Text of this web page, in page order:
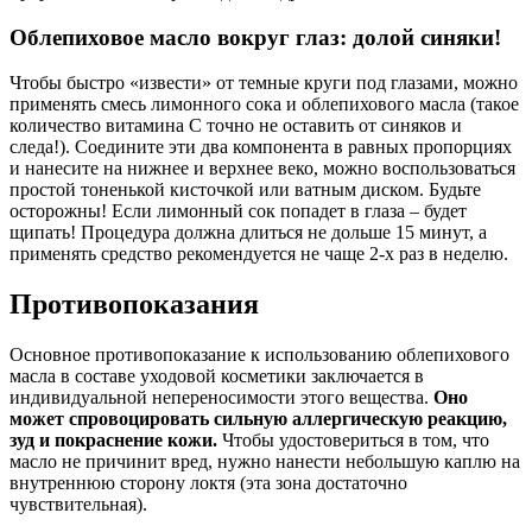
Облепиховое масло вокруг глаз: долой синяки!
Чтобы быстро «извести» от темные круги под глазами, можно
применять смесь лимонного сока и облепихового масла (такое
количество витамина С точно не оставить от синяков и
следа!). Соедините эти два компонента в равных пропорциях
и нанесите на нижнее и верхнее веко, можно воспользоваться
простой тоненькой кисточкой или ватным диском. Будьте
осторожны! Если лимонный сок попадет в глаза – будет
щипать! Процедура должна длиться не дольше 15 минут, а
применять средство рекомендуется не чаще 2-х раз в неделю.
Противопоказания
Основное противопоказание к использованию облепихового
масла в составе уходовой косметики заключается в
индивидуальной непереносимости этого вещества. Оно
может спровоцировать сильную аллергическую реакцию,
зуд и покраснение кожи. Чтобы удостовериться в том, что
масло не причинит вред, нужно нанести небольшую каплю на
внутреннюю сторону локтя (эта зона достаточно
чувствительная).